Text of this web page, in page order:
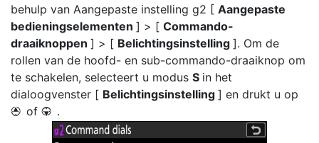
behulp van Aangepaste instelling g2 [ Aangepaste
bedieningselementen ] > [ Commando-
draaiknoppen ] > [ Belichtingsinstelling ]. Om de
rollen van de hoofd- en sub-commando-draaiknop om
te schakelen, selecteert u modus S in het
dialoogvenster [ Belichtingsinstelling ] en drukt u op
1 of 3 .